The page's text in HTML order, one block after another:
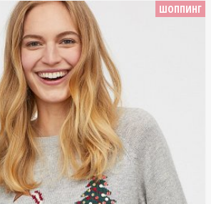
ШОППИНГ